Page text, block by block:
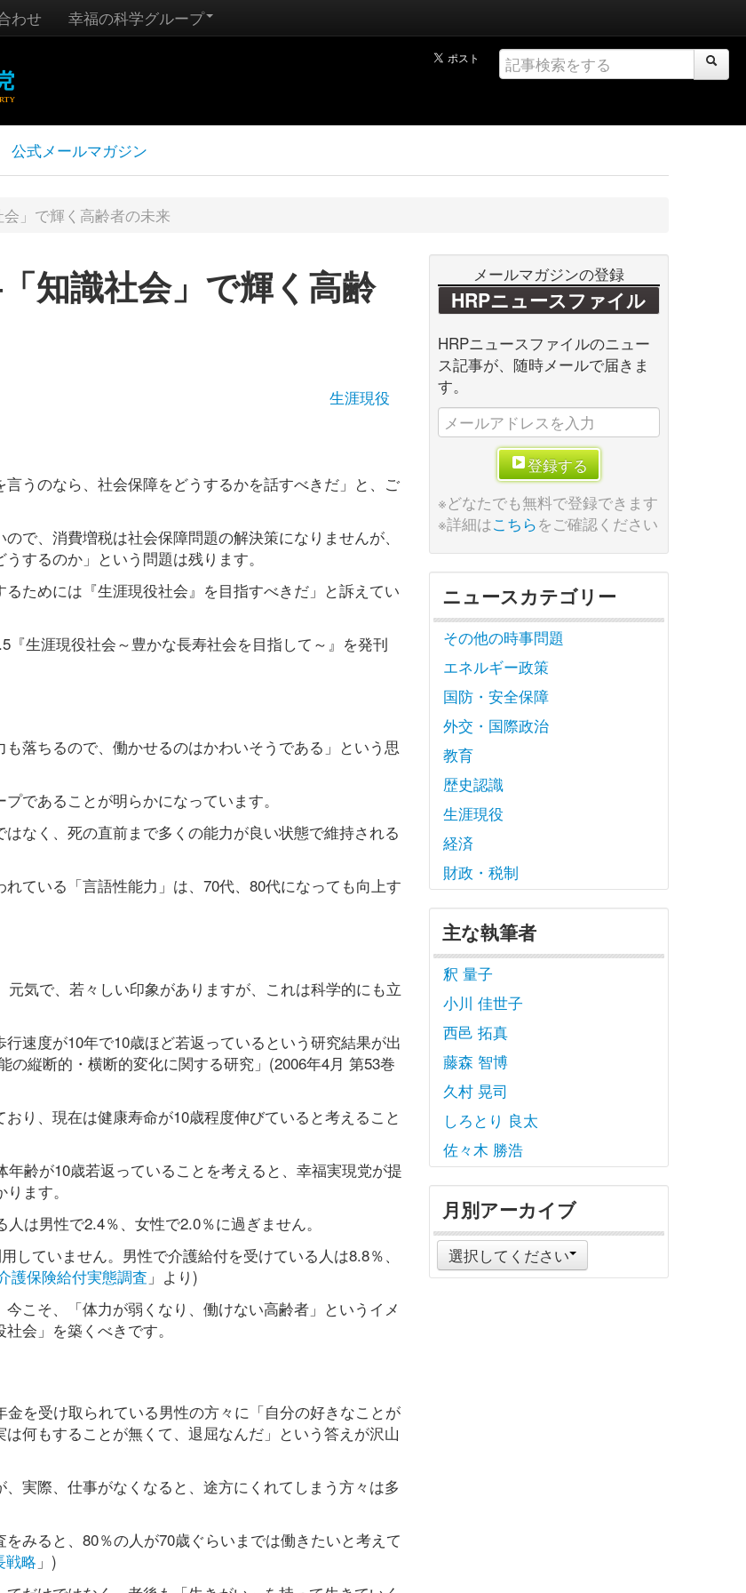
わせ 幸福の科学グループ
公式メールマガジン
」で輝く高齢者の未来
知識社会」で輝く高齢
生涯現役
うのなら、社会保障をどうするかを話すべきだ」と、ご
で、消費増税は社会保障問題の解決策になりませんが、
するのか」という問題は残ります。
ためには『生涯現役社会』を目指すべきだ」と訴えてい
生涯現役社会～豊かな長寿社会を目指して～』を発刊
落ちるので、働かせるのはかわいそうである」という思
であることが明らかになっています。
なく、死の直前まで多くの能力が良い状態で維持される
ている「言語性能力」は、70代、80代になっても向上す
気で、若々しい印象がありますが、これは科学的にも立
速度が10年で10歳ほど若返っているという研究結果が出
縦断的・横断的変化に関する研究」(2006年4月 第53巻
り、現在は健康寿命が10歳程度伸びていると考えること
齢が10歳若返っていることを考えると、幸福実現党が提
ます。
は男性で2.4％、女性で2.0％に過ぎません。
ていません。男性で介護給付を受けている人は8.8％、
護保険給付実態調査 」より)
こそ、「体力が弱くなり、働けない高齢者」というイメ
会」を築くべきです。
を受け取られている男性の方々に「自分の好きなことが
何もすることが無くて、退屈なんだ」という答えが沢山
実際、仕事がなくなると、途方にくれてしまう方々は多
みると、80％の人が70歳ぐらいまでは働きたいと考えて
戦略 」)
メールマガジンの登録
HRPニュースファイル
HRPニュースファイルのニュー
ス記事が、随時メールで届きま
す。
登録する
※どなたでも無料で登録できます
※詳細はこちらをご確認ください
ニュースカテゴリー
その他の時事問題
エネルギー政策
国防・安全保障
外交・国際政治
教育
歴史認識
生涯現役
経済
財政・税制
主な執筆者
釈 量子
小川 佳世子
西邑 拓真
藤森 智博
久村 晃司
しろとり 良太
佐々木 勝浩
月別アーカイブ
選択してください